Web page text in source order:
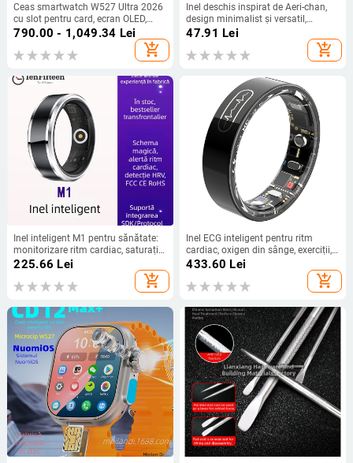
Ceas smartwatch W527 Ultra 2026
cu slot pentru card, ecran OLED,
deblocare prin cod Morse și
amprentă, autonomie de până la 7
zile
790.00 - 1,049.34 Lei
add_shopping_cart
Inel deschis inspirat de Aeri-chan,
design minimalist și versatil,
bijuterie de nișă
47.91 Lei
add_shopping_cart
Inel inteligent M1 pentru sănătate:
monitorizare ritm cardiac, saturație
de oxigen și somn, rezistent la apă
225.66 Lei
add_shopping_cart
Inel ECG inteligent pentru ritm
cardiac, oxigen din sânge, exerciții,
monitorizare a sănătății și somn, cu
433.60 Lei
add_shopping_cart